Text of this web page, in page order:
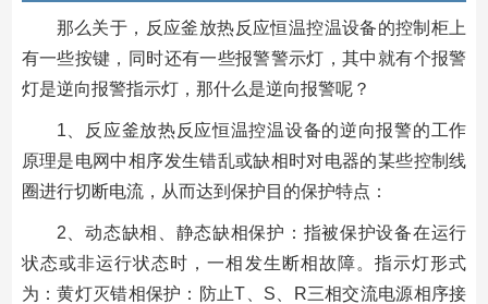
那么关于，反应釜放热反应恒温控温设备的控制柜上
有一些按键，同时还有一些报警警示灯，其中就有个报警
灯是逆向报警指示灯，那什么是逆向报警呢？
1、反应釜放热反应恒温控温设备的逆向报警的工作
原理是电网中相序发生错乱或缺相时对电器的某些控制线
圈进行切断电流，从而达到保护目的保护特点：
2、动态缺相、静态缺相保护：指被保护设备在运行
状态或非运行状态时，一相发生断相故障。指示灯形式
为：黄灯灭错相保护：防止T、S、R三相交流电源相序接